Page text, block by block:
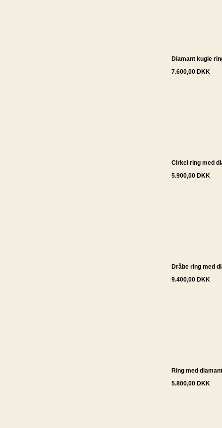
Diamant kugle
7.600,00 DKK
Cirkel ring med
5.900,00 DKK
Dråbe ring med
9.400,00 DKK
Ring med
5.800,00 DKK